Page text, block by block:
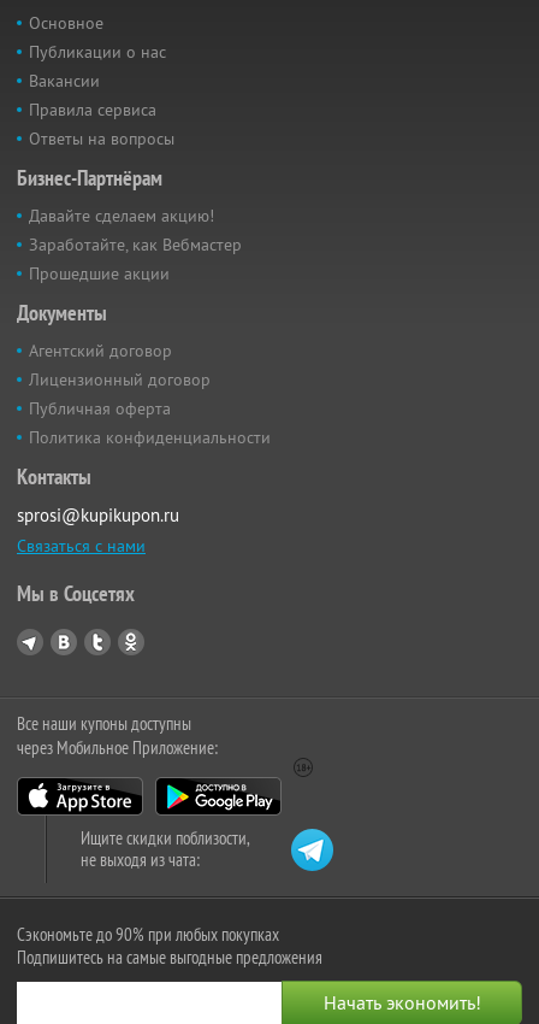
Основное
Публикации о нас
Вакансии
Правила сервиса
Ответы на вопросы
Бизнес-Партнёрам
Давайте сделаем акцию!
Заработайте, как Вебмастер
Прошедшие акции
Документы
Агентский договор
Лицензионный договор
Публичная оферта
Политика конфиденциальности
Контакты
sprosi@kupikupon.ru
Связаться с нами
Мы в Соцсетях
Все наши купоны доступны
через Мобильное Приложение:
Ищите скидки поблизости,
не выходя из чата:
Сэкономьте до 90% при любых покупках
Подпишитесь на самые выгодные предложения